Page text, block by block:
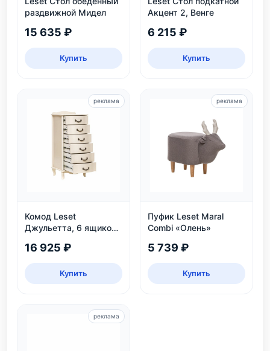
раздвижной Мидел
15 635 ₽
Купить
Акцент 2, Венге
6 215 ₽
Купить
Комод Leset
Джульетта, 6 ящиков,
16 925 ₽
Купить
реклама
Пуфик Leset Maral
Combi «Олень»
5 739 ₽
Купить
реклама
реклама